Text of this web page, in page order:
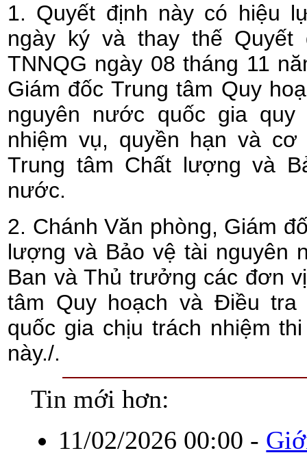
1. Quyết định này có hiệu
ngày ký và thay thế Quyết
TNNQG ngày 08 tháng 11
Giám đốc Trung tâm Quy
nguyên nước quốc gia quy
nhiệm vụ, quyền hạn và
Trung tâm Chất lượng và
nước.
2. Chánh Văn phòng, Giám
lượng và Bảo vệ tài nguyên
Ban và Thủ trưởng các đơn
tâm Quy hoạch và Điều tra
quốc gia chịu trách nhiệm
này./.
Tin mới hơn:
11/02/2026 00:00 -